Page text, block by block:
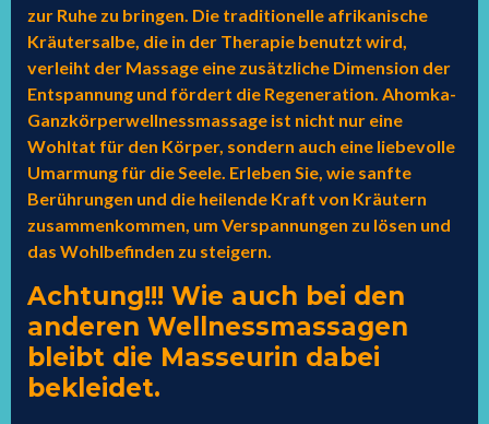
zur Ruhe zu bringen. Die traditionelle afrikanische
Kräutersalbe, die in der Therapie benutzt wird,
verleiht der Massage eine zusätzliche Dimension der
Entspannung und fördert die Regeneration. Ahomka-
Ganzkörperwellnessmassage ist nicht nur eine
Wohltat für den Körper, sondern auch eine liebevolle
Umarmung für die Seele. Erleben Sie, wie sanfte
Berührungen und die heilende Kraft von Kräutern
zusammenkommen, um Verspannungen zu lösen und
das Wohlbefinden zu steigern.
Achtung!!! Wie auch bei den
anderen Wellnessmassagen
bleibt die Masseurin dabei
bekleidet.